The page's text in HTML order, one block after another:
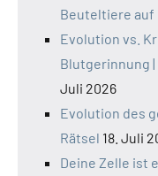
Beuteltiere auf
Evolution vs.
Blutgerinnung
Juli 2026
Evolution des
Rätsel 18. Juli
Deine Zelle ist